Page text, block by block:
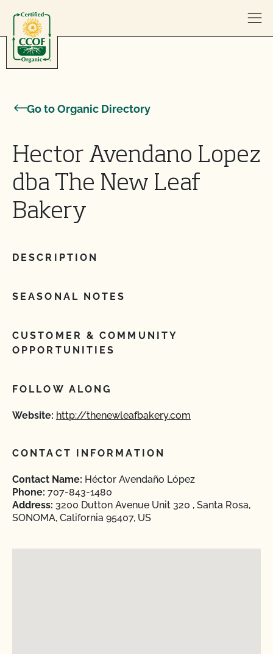
Go to Organic Directory
Hector Avendano Lopez
dba The New Leaf
Bakery
DESCRIPTION
SEASONAL NOTES
CUSTOMER & COMMUNITY
OPPORTUNITIES
FOLLOW ALONG
Website: http://thenewleafbakery.com
CONTACT INFORMATION
Contact Name: Héctor Avendaño López
Phone: 707-843-1480
Address: 3200 Dutton Avenue Unit 320 , Santa Rosa,
SONOMA, California 95407, US